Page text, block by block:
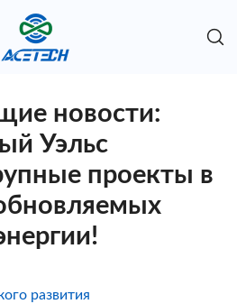
новости:
Уэльс
проекты в
развития